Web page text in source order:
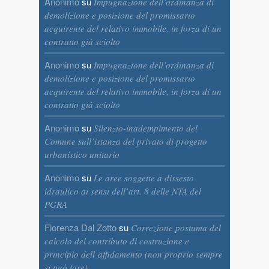
demolizione e posizione del promissario
acquirente del relativo immobile, in forza di un
contratto già sciolto
Anonimosu Impugnazione dell’ordinanza di
demolizione e posizione del promissario
acquirente del relativo immobile, in forza di un
contratto già sciolto
Anonimosu Silenzio-inadempimento del
Comune sull’istanza del privato di progetto
urbanistico unitario
Anonimosu Le aree soggette a dissesto
idraulico ai sensi dell’art. 8 delle NTA del
PGRA
Fiorenza Dal Zottosu Correzione postuma del
calcolo del contributo di costruzione e
principio dell’affidamento (non proprio sempre